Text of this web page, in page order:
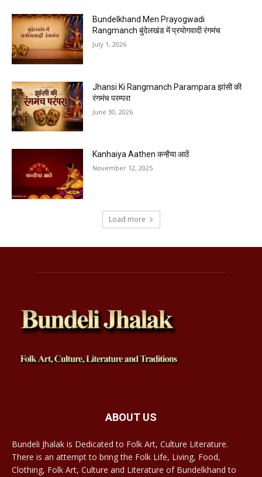
Bundelkhand Men Prayogwadi
Rangmanch बुंदेलखंड में प्रयोगवादी रंगमंच
July 1, 2026
Jhansi Ki Rangmanch Parampara झांसी की
रंगमंच परम्परा
June 30, 2026
Kanhaiya Aathen कन्हैया आठें
November 12, 2025
Load more
ABOUT US
Bundeli Jhalak is Dedicated to Folk Art, Culture Literature.
There is an attempt to bring the Folk Life, Living, Food,
Clothing, Folk Art, Culture and Literature of Bundelkhand to